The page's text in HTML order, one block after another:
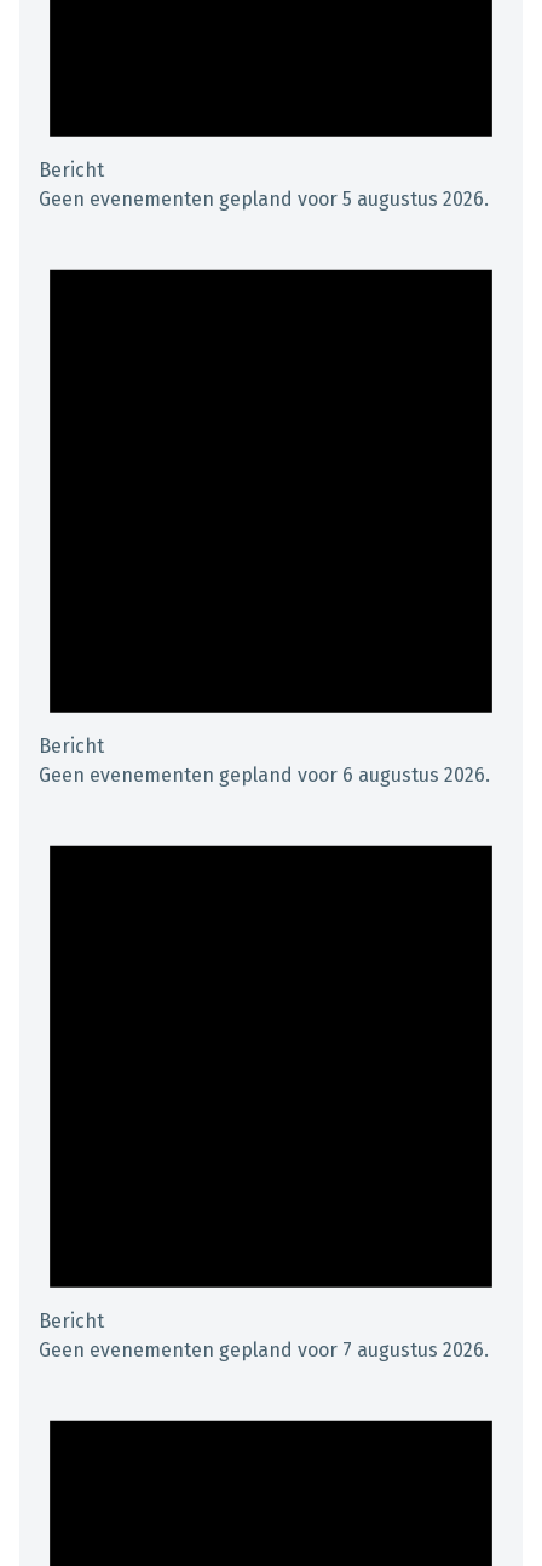
Bericht
Geen evenementen gepland voor 5 augustus 2026.
Bericht
Geen evenementen gepland voor 6 augustus 2026.
Bericht
Geen evenementen gepland voor 7 augustus 2026.